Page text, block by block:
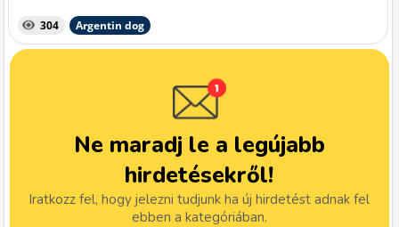
304 Argentin dog
Ne maradj le a legújabb
hirdetésekről!
Iratkozz fel, hogy jelezni tudjunk ha új hirdetést adnak fel
ebben a kategóriában.